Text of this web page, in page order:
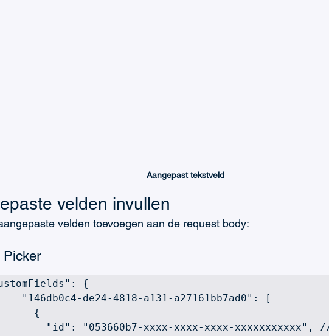
Aangepast tekstveld
velden invullen
velden toevoegen aan de request body:
Picker
{